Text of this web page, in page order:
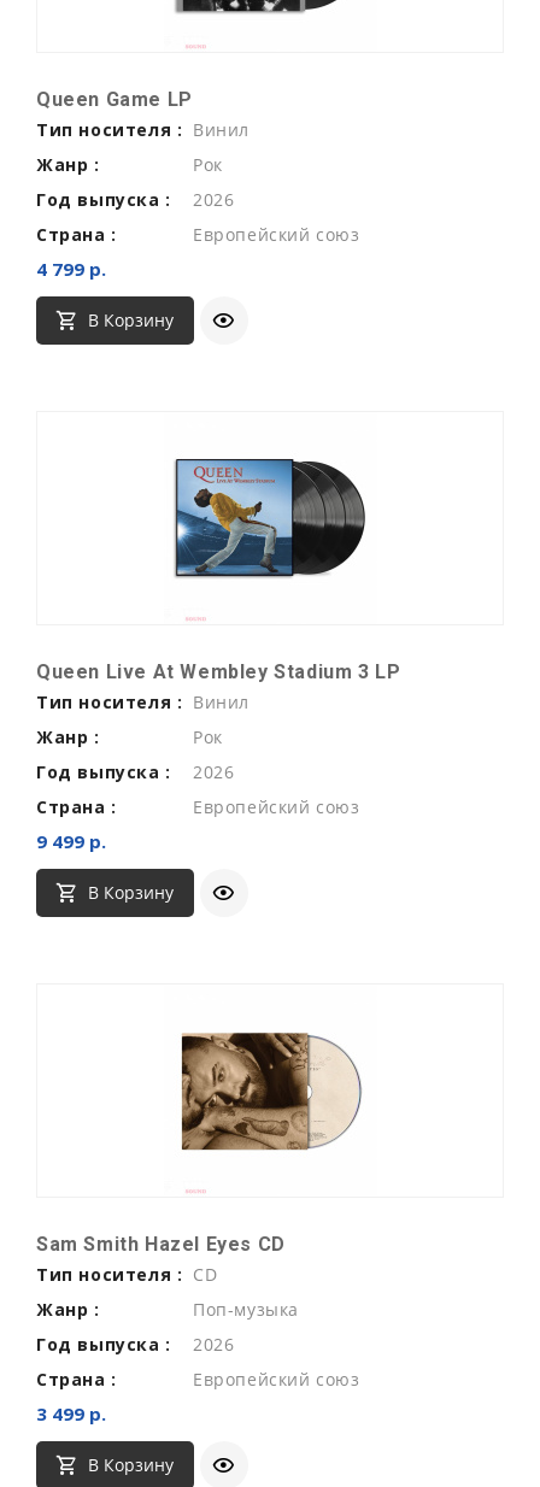
Queen Game LP
Тип носителя : Винил
Жанр :
Рок
Год выпуска :
2026
Страна :
Европейский союз
4 799 р.
В Корзину
Queen Live At Wembley Stadium 3 LP
Тип носителя : Винил
Жанр :
Рок
Год выпуска :
2026
Страна :
Европейский союз
9 499 р.
В Корзину
Sam Smith Hazel Eyes CD
Тип носителя : CD
Жанр :
Поп-музыка
Год выпуска :
2026
Страна :
Европейский союз
3 499 р.
В Корзину